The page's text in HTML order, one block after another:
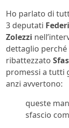
Ho parlato di
3 deputati
Zolezzi
dettaglio perché
ribattezzato
promessi a tutti
anzi avvertono:
queste
sfascio